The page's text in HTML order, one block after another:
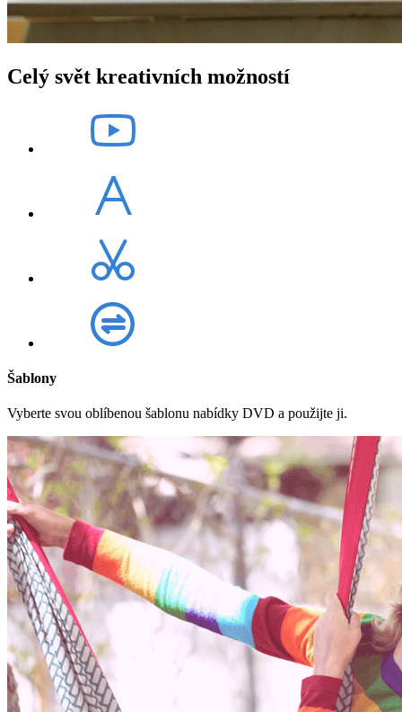
Celý svět kreativních možností
Šablony
Vyberte svou oblíbenou šablonu nabídky DVD a použijte ji.